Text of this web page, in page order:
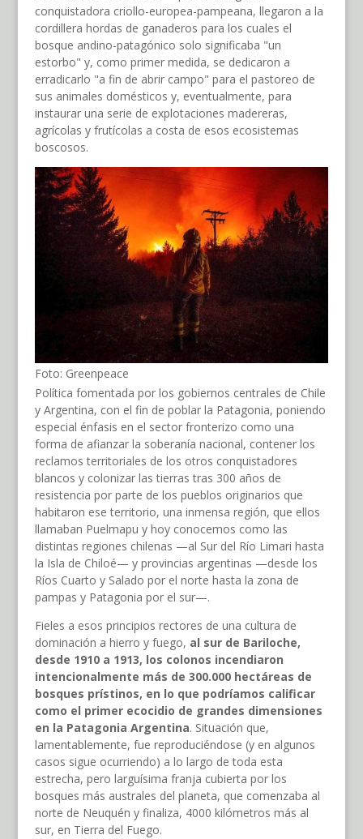
conquistadora criollo-europea-pampeana, llegaron a la
cordillera hordas de ganaderos para los cuales el
bosque andino-patagónico solo significaba "un
estorbo" y, como primer medida, se dedicaron a
erradicarlo "a fin de abrir campo" para el pastoreo de
sus animales domésticos y, eventualmente, para
instaurar una serie de explotaciones madereras,
agrícolas y frutícolas a costa de esos ecosistemas
boscosos.
Foto: Greenpeace
Política fomentada por los gobiernos centrales de Chile
y Argentina, con el fin de poblar la Patagonia, poniendo
especial énfasis en el sector fronterizo como una
forma de afianzar la soberanía nacional, contener los
reclamos territoriales de los otros conquistadores
blancos y colonizar las tierras tras 300 años de
resistencia por parte de los pueblos originarios que
habitaron ese territorio, una inmensa región, que ellos
llamaban Puelmapu y hoy conocemos como las
distintas regiones chilenas —al Sur del Río Limari hasta
la Isla de Chiloé— y provincias argentinas —desde los
Ríos Cuarto y Salado por el norte hasta la zona de
pampas y Patagonia por el sur—.
Fieles a esos principios rectores de una cultura de
dominación a hierro y fuego, al sur de Bariloche,
desde 1910 a 1913, los colonos incendiaron
intencionalmente más de 300.000 hectáreas de
bosques prístinos, en lo que podríamos calificar
como el primer ecocidio de grandes dimensiones
en la Patagonia Argentina. Situación que,
lamentablemente, fue reproduciéndose (y en algunos
casos sigue ocurriendo) a lo largo de toda esta
estrecha, pero larguísima franja cubierta por los
bosques más australes del planeta, que comenzaba al
norte de Neuquén y finaliza, 4000 kilómetros más al
sur, en Tierra del Fuego.